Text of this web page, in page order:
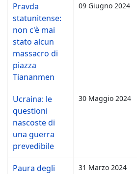
Pravda
statunitense:
non c'è mai
stato alcun
massacro di
piazza
Tiananmen
09 Giugno 2024
Ucraina: le
questioni
nascoste di
una guerra
prevedibile
30 Maggio 2024
Paura degli
31 Marzo 2024